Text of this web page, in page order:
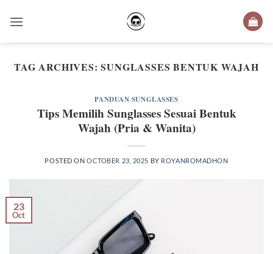
TAG ARCHIVES:SUNGLASSES BENTUK WAJAH
PANDUAN SUNGLASSES
Tips Memilih Sunglasses Sesuai Bentuk
Wajah (Pria & Wanita)
POSTED ONOCTOBER 23, 2025 BY ROYANROMADHON
23
Oct